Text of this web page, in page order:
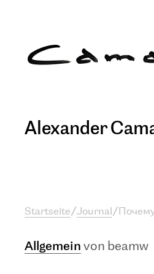
Alexander
Startseite/Journal /
Allgemein von beamw